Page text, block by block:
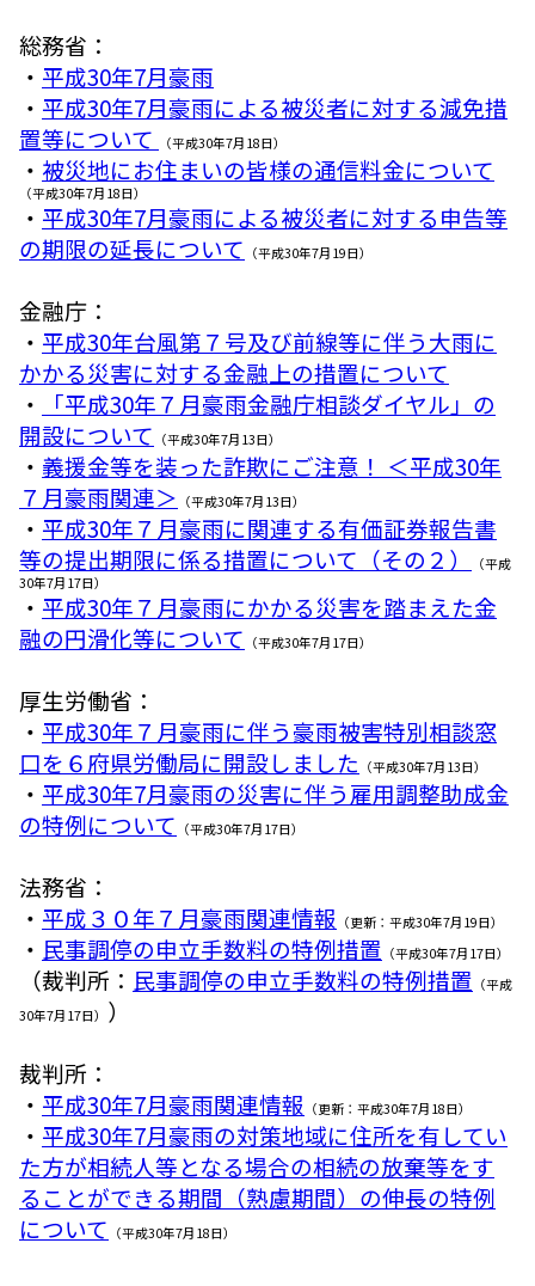
総務省：
・ 平成30年7月豪雨
・ 平成30年7月豪雨による被災者に対する減免措
置等について
（平成30年7月18日）
・ 被災地にお住まいの皆様の通信料金について
（平成30年7月18日）
・ 平成30年7月豪雨による被災者に対する申告等
の期限の延長について （平成30年7月19日）
金融庁：
・ 平成30年台風第７号及び前線等に伴う大雨に
かかる災害に対する金融上の措置について
・
「平成30年７月豪雨金融庁相談ダイヤル」の
開設について （平成30年7月13日）
・ 義援金等を装った詐欺にご注意！ ＜平成30年
７月豪雨関連＞ （平成30年7月13日）
・ 平成30年７月豪雨に関連する有価証券報告書
等の提出期限に係る措置について（その２）
（平成
30年7月17日）
・ 平成30年７月豪雨にかかる災害を踏まえた金
融の円滑化等について （平成30年7月17日）
厚生労働省：
・ 平成30年７月豪雨に伴う豪雨被害特別相談窓
口を６府県労働局に開設しました （平成30年7月13日）
・ 平成30年7月豪雨の災害に伴う雇用調整助成金
の特例について （平成30年7月17日）
法務省：
・ 平成３０年７月豪雨関連情報 （更新：平成30年7月19日）
・ 民事調停の申立手数料の特例措置 （平成30年7月17日）
（裁判所： 民事調停の申立手数料の特例措置 （平成
30年7月17日） ）
裁判所：
・ 平成30年7月豪雨関連情報 （更新：平成30年7月18日）
・ 平成30年7月豪雨の対策地域に住所を有してい
た方が相続人等となる場合の相続の放棄等をす
ることができる期間（熟慮期間）の伸長の特例
について （平成30年7月18日）